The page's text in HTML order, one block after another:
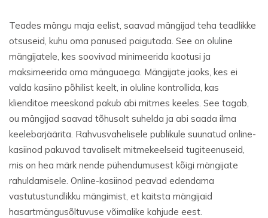
Teades mängu maja eelist, saavad mängijad teha teadlikke
otsuseid, kuhu oma panused paigutada. See on oluline
mängijatele, kes soovivad minimeerida kaotusi ja
maksimeerida oma mänguaega. Mängijate jaoks, kes ei
valda kasiino põhilist keelt, in oluline kontrollida, kas
klienditoe meeskond pakub abi mitmes keeles. See tagab,
ou mängijad saavad tõhusalt suhelda ja abi saada ilma
keelebarjäärita. Rahvusvahelisele publikule suunatud online-
kasiinod pakuvad tavaliselt mitmekeelseid tugiteenuseid,
mis on hea märk nende pühendumusest kõigi mängijate
rahuldamisele. Online-kasiinod peavad edendama
vastutustundlikku mängimist, et kaitsta mängijaid
hasartmängusõltuvuse võimalike kahjude eest.